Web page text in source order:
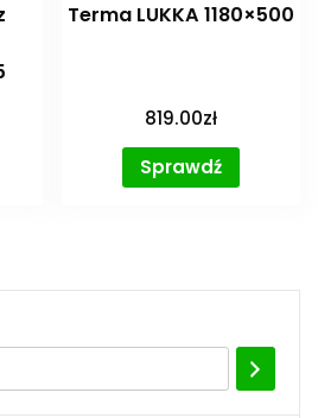
Terma LUKKA 1180×500
819.00zł
Sprawdź